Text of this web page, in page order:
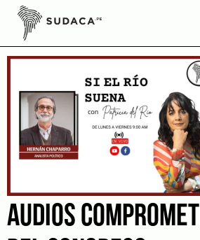
Skip
contentFF. AA.
AUDIOS